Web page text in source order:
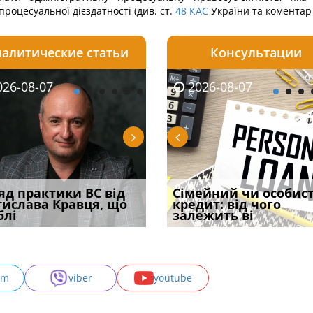
дієздатності (див. ст. 48 КАС України та коментар
06
встановив для
шкоди
2026-08-06
Документи, на яких не
проставляється
апостиль: пер
статьи
08-07
практики ВС від
Кравця, що
2026-08-04
Зловживання впливом
за статтею 369-2
Кримінального
Консультации
2026-08-05
потрібна ФОП
у 2026 році:
засто
2026-08-07
Сімейний чи
кредит: від чого
залежить ві
2026-07-30
Восьмий ААС
підтвердив, що
може скас
viber youtube